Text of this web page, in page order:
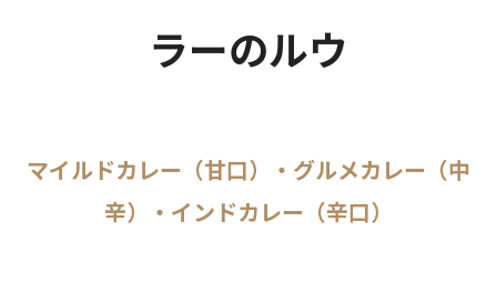
ラーのルウ
マイルドカレー（甘口）・グルメカレー（中
辛）・インドカレー（辛口）